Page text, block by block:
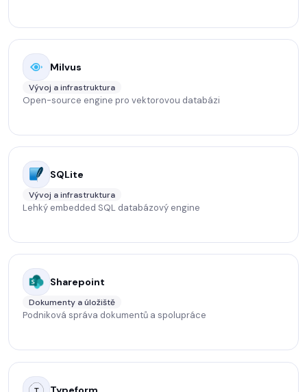
Milvus
Vývoj a infrastruktura
Open-source engine pro vektorovou databázi
SQLite
Vývoj a infrastruktura
Lehký embedded SQL databázový engine
Sharepoint
Dokumenty a úložiště
Podniková správa dokumentů a spolupráce